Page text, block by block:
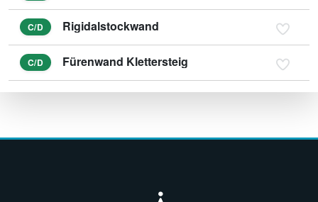
C/D Rigidalstockwand
C/D Fürenwand Klettersteig